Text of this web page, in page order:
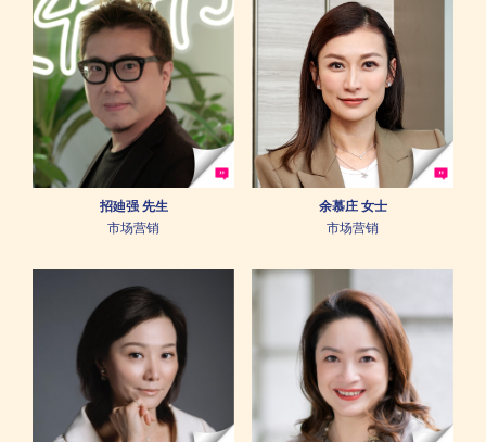
招廸强 先生
市场营销
余慕庄 女士
市场营销